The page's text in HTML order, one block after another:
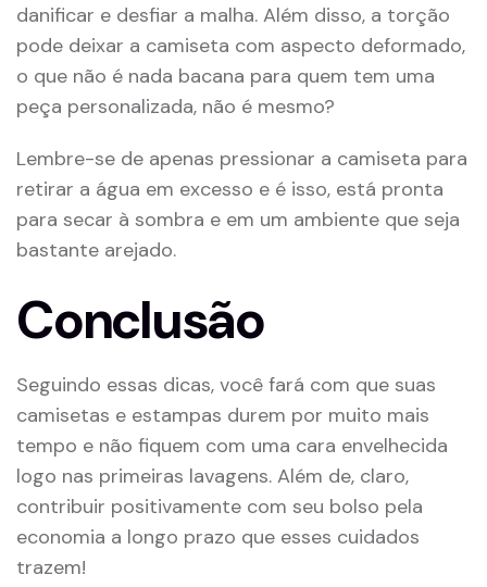
danificar e desfiar a malha. Além disso, a torção
pode deixar a camiseta com aspecto deformado,
o que não é nada bacana para quem tem uma
peça personalizada, não é mesmo?
Lembre-se de apenas pressionar a camiseta para
retirar a água em excesso e é isso, está pronta
para secar à sombra e em um ambiente que seja
bastante arejado.
Conclusão
Seguindo essas dicas, você fará com que suas
camisetas e estampas durem por muito mais
tempo e não fiquem com uma cara envelhecida
logo nas primeiras lavagens. Além de, claro,
contribuir positivamente com seu bolso pela
economia a longo prazo que esses cuidados
trazem!